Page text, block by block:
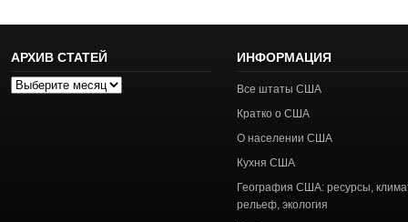
АРХИВ СТАТЕЙ
Архив
ИНФОРМАЦИЯ
Все штаты США
Кратко о США
О населении США
Кухня США
География США: ресурсы,
рельеф, экология